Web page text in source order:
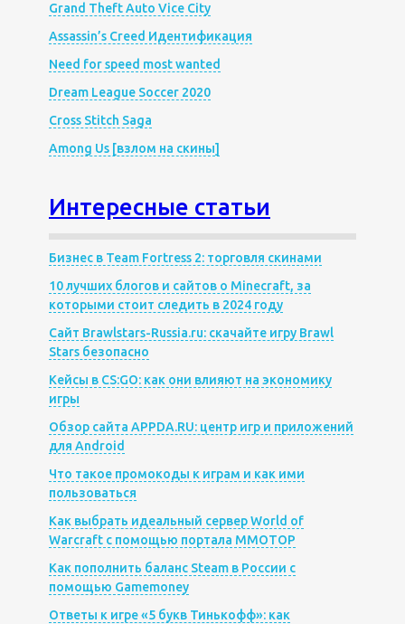
Grand Theft Auto Vice City
Assassin’s Creed Идентификация
Need for speed most wanted
Dream League Soccer 2020
Cross Stitch Saga
Among Us [взлом на скины]
Интересные статьи
Бизнес в Team Fortress 2: торговля скинами
10 лучших блогов и сайтов о Minecraft, за
которыми стоит следить в 2024 году
Сайт Brawlstars-Russia.ru: скачайте игру Brawl
Stars безопасно
Кейсы в CS:GO: как они влияют на экономику
игры
Обзор сайта APPDA.RU: центр игр и приложений
для Android
Что такое промокоды к играм и как ими
пользоваться
Как выбрать идеальный сервер World of
Warcraft с помощью портала MMOTOP
Как пополнить баланс Steam в России с
помощью Gamemoney
Ответы к игре «5 букв Тинькофф»: как